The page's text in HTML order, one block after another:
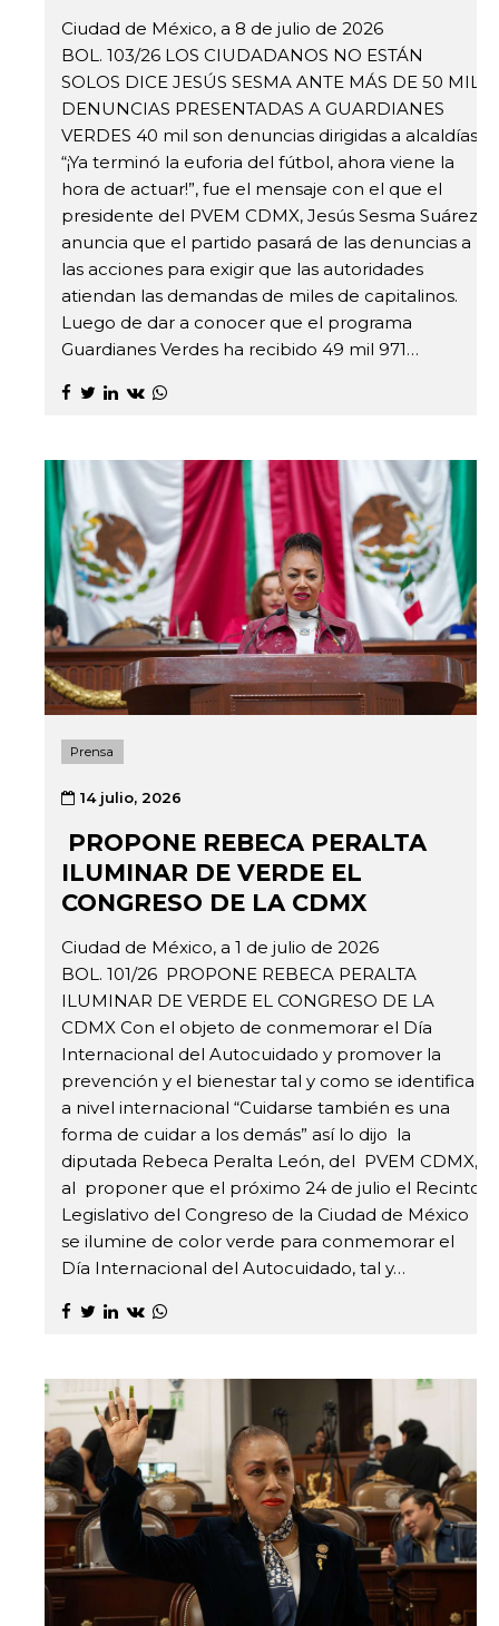
Ciudad de México, a 8 de julio de 2026
BOL. 103/26 LOS CIUDADANOS NO ESTÁN
SOLOS DICE JESÚS SESMA ANTE MÁS DE 50 MIL
DENUNCIAS PRESENTADAS A GUARDIANES
VERDES 40 mil son denuncias dirigidas a alcaldías
“¡Ya terminó la euforia del fútbol, ahora viene la
hora de actuar!”, fue el mensaje con el que el
presidente del PVEM CDMX, Jesús Sesma Suárez,
anuncia que el partido pasará de las denuncias a
las acciones para exigir que las autoridades
atiendan las demandas de miles de capitalinos.
Luego de dar a conocer que el programa
Guardianes Verdes ha recibido 49 mil 971…
Prensa
14 julio, 2026
PROPONE REBECA PERALTA
ILUMINAR DE VERDE EL
CONGRESO DE LA CDMX
Ciudad de México, a 1 de julio de 2026
BOL. 101/26 PROPONE REBECA PERALTA
ILUMINAR DE VERDE EL CONGRESO DE LA
CDMX Con el objeto de conmemorar el Día
Internacional del Autocuidado y promover la
prevención y el bienestar tal y como se identifica
a nivel internacional “Cuidarse también es una
forma de cuidar a los demás” así lo dijo la
diputada Rebeca Peralta León, del PVEM CDMX,
al proponer que el próximo 24 de julio el Recinto
Legislativo del Congreso de la Ciudad de México
se ilumine de color verde para conmemorar el
Día Internacional del Autocuidado, tal y…